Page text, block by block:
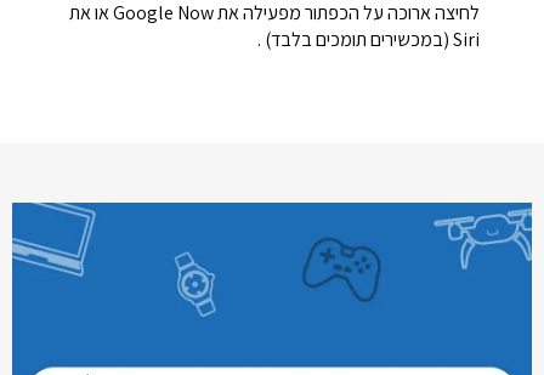
לחיצה ארוכה על הכפתור מפעילה את Google Now או את
Siri (במכשירים תומכים בלבד)
.